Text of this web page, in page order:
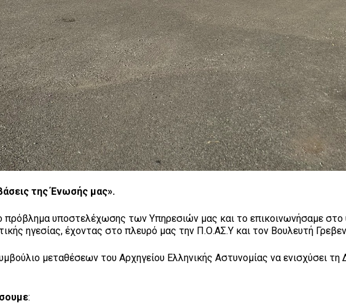
της Ένωσής μας».
πρόβλημα υποστελέχωσης των Υπηρεσιών μας και το επικοινωνήσαμε στο
ηγεσίας, έχοντας στο πλευρό μας την Π.Ο.ΑΣ.Υ και τον Bουλευτή
μεταθέσεων του Αρχηγείου Ελληνικής Αστυνομίας να ενισχύσει τη
: